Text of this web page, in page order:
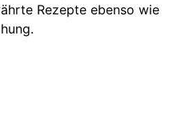
Rezepte ebenso wie